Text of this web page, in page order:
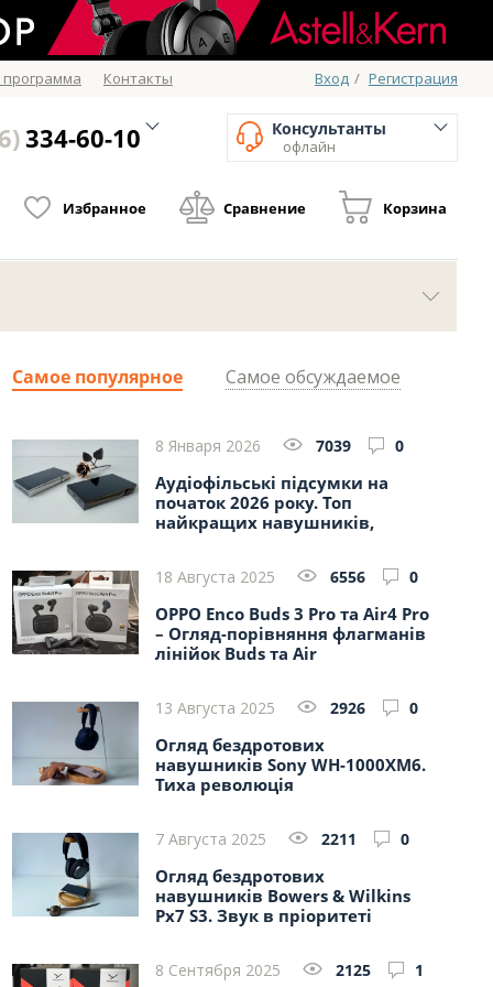
программа Контакты Вход / Регистрация
334-60-10 Консультанты
офлайн
Избранное Сравнение Корзина
Самое популярное Самое обсуждаемое
8 Января 2026 7039 0
Аудіофільські підсумки на
початок 2026 року. Топ
найкращих навушників,
18 Августа 2025 6556 0
OPPO Enco Buds 3 Pro та Air4 Pro
– Огляд-порівняння флагманів
лінійок Buds та Air
13 Августа 2025 2926 0
Огляд бездротових
навушників Sony WH-1000XM6.
Тиха революція
7 Августа 2025 2211 0
Огляд бездротових
навушників Bowers & Wilkins
Px7 S3. Звук в пріоритеті
8 Сентября 2025 2125 1